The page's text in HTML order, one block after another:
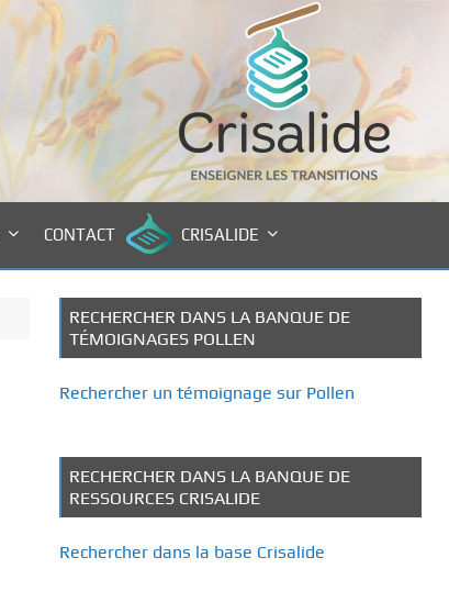
CONTACT CRISALIDE
RECHERCHER DANS LA BANQUE DE
TÉMOIGNAGES POLLEN
Rechercher un témoignage sur Pollen
RECHERCHER DANS LA BANQUE DE
RESSOURCES CRISALIDE
Rechercher dans la base Crisalide